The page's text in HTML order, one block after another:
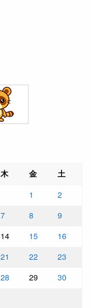
木 金
土
1
2
7 8
9
14 15
16
21 22
23
28 29
30